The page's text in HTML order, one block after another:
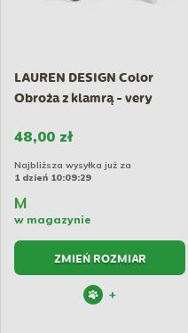
LAUREN DESIGN Color
Obroża z klamrą - very
48,00 zł
Najbliższa wysyłka już za
1 dzień 10:09:29
M
w magazynie
ZMIEŃ ROZMIAR
+